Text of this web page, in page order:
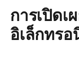
การเปิดเ
อิเล็กทร